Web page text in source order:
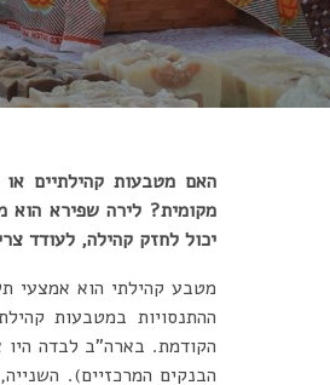
האם מטבעות קהילתיים או
מקומית? לירה שפירא הוא
יכול לחזק קהילה, לעודד
מטבע קהילתי הוא אמצעי
ההתנסויות במטבעות
הקודמת. בארה”ב לבדה היו